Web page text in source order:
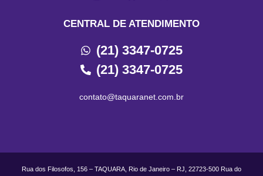
CENTRAL DE ATENDIMENTO
(21) 3347-0725
(21) 3347-0725
contato@taquaranet.com.br
Rua dos Filosofos, 156 – TAQUARA, Rio de Janeiro – RJ, 22723-500 Rua do